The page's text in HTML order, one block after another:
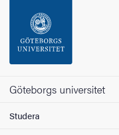
Sidfoten
Om webbplatsen
Göteborgs universitet
Studera